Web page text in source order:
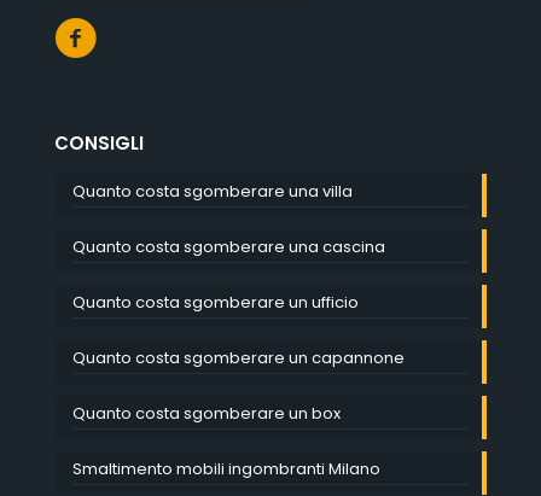
CONSIGLI
Quanto costa sgomberare una villa
Quanto costa sgomberare una cascina
Quanto costa sgomberare un ufficio
Quanto costa sgomberare un capannone
Quanto costa sgomberare un box
Smaltimento mobili ingombranti Milano